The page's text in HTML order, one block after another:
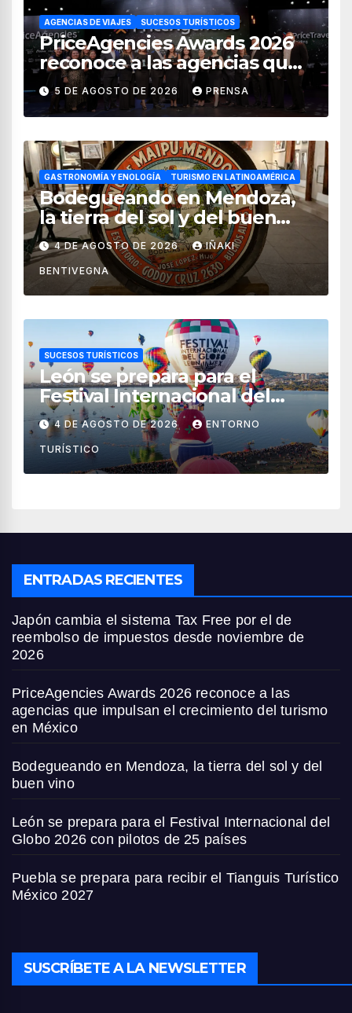
AGENCIAS DE VIAJES SUCESOS TURÍSTICOS
PriceAgencies Awards 2026
reconoce a las agencias que
impulsan el crecimiento del
turismo en México
5 DE AGOSTO DE 2026 PRENSA
GASTRONOMÍA Y ENOLOGÍA TURISMO EN LATINOAMÉRICA
Bodegueando en Mendoza,
la tierra del sol y del buen
vino
4 DE AGOSTO DE 2026 IÑAKI
BENTIVEGNA
SUCESOS TURÍSTICOS
León se prepara para el
Festival Internacional del
Globo 2026 con pilotos de 25
países
4 DE AGOSTO DE 2026 ENTORNO
TURÍSTICO
ENTRADAS RECIENTES
Japón cambia el sistema Tax Free por el de
reembolso de impuestos desde noviembre de
2026
PriceAgencies Awards 2026 reconoce a las
agencias que impulsan el crecimiento del turismo
en México
Bodegueando en Mendoza, la tierra del sol y del
buen vino
León se prepara para el Festival Internacional del
Globo 2026 con pilotos de 25 países
Puebla se prepara para recibir el Tianguis Turístico
México 2027
SUSCRÍBETE A LA NEWSLETTER